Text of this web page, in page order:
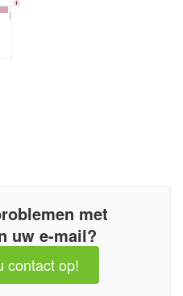
met
uw e-mail?
contact op!